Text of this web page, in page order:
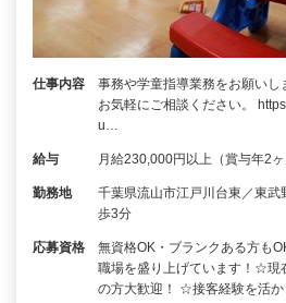
仕事内容
事務や学童指導業務をお願いし
お気軽にご相談ください。
u…
給与 月給230,000円以上（賞与年2ヶ
勤務地
千葉県流山市江戸川台東／東
歩3分
応募資格
無資格OK・ブランクある方
職場を盛り上げています！☆現
の方大歓迎！ ☆接客経験を活